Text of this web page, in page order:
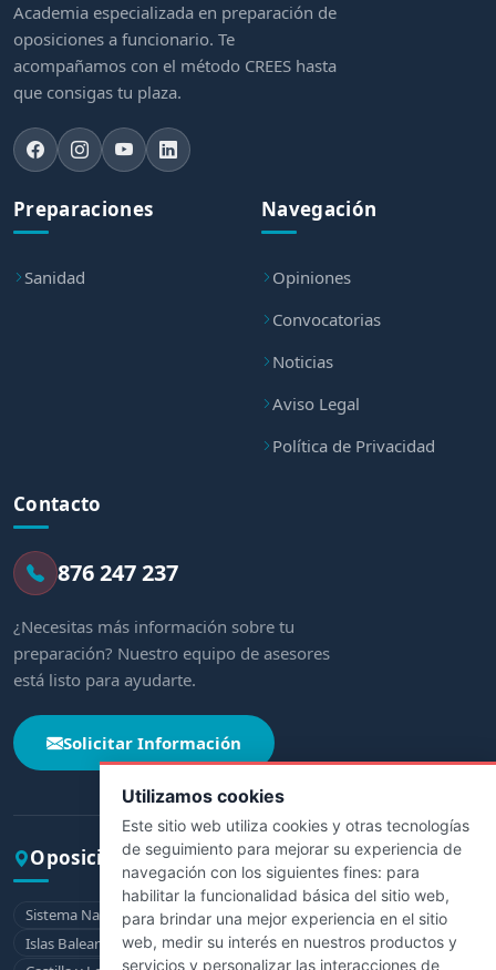
Utilizamos cookies
Este sitio web utiliza cookies y otras tecnologías
de seguimiento para mejorar su experiencia de
navegación con los siguientes fines: para
habilitar la funcionalidad básica del sitio web,
para brindar una mejor experiencia en el sitio
web, medir su interés en nuestros productos y
servicios y personalizar las interacciones de
Academia especializada en preparación de
oposiciones a funcionario. Te
acompañamos con el método CREES hasta
que consigas tu plaza.
Preparaciones
Sanidad
Navegación
Opiniones
Convocatorias
Noticias
Aviso Legal
Política de Privacidad
Contacto
876 247 237
¿Necesitas más información sobre tu
preparación? Nuestro equipo de asesores
está listo para ayudarte.
Solicitar Información
Oposiciones por comunidad
Sistema Nacional de Salud Andalucía Aragón
Asturias
Islas Baleares
Canarias Cantabria
Castilla-La Mancha